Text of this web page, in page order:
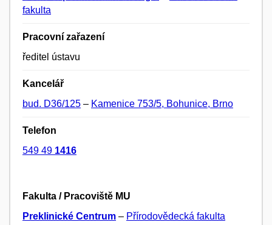
fakulta
Pracovní zařazení
ředitel ústavu
Kancelář
bud. D36/125 – Kamenice 753/5, Bohunice, Brno
Telefon
549 49 1416
Fakulta / Pracoviště MU
Preklinické Centrum – Přírodovědecká fakulta